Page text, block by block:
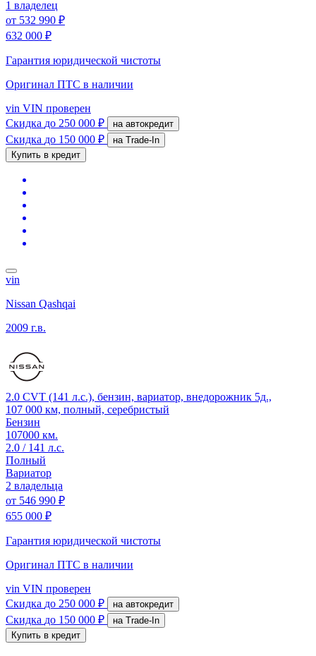
1 владелец
от 532 990 ₽
632 000 ₽
Гарантия юридической чистоты
Оригинал ПТС в наличии
vin VIN проверен
Скидка до 250 000 ₽ на автокредит
Скидка до 150 000 ₽
на Trade-In
Купить в кредит
vin
Nissan Qashqai
2009 г.в.
2.0 CVT (141 л.с.), бензин, вариатор, внедорожник 5д.,
107 000 км, полный, серебристый
Бензин
107000 км.
2.0 / 141 л.с.
Полный
Вариатор
2 владельца
от 546 990 ₽
655 000 ₽
Гарантия юридической чистоты
Оригинал ПТС в наличии
vin VIN проверен
Скидка до 250 000 ₽ на автокредит
Скидка до 150 000 ₽
на Trade-In
Купить в кредит